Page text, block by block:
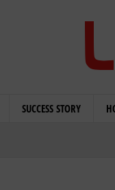
SUCCESS STORY